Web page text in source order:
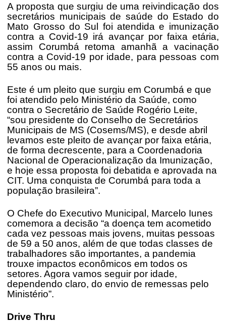
A proposta que surgiu de uma reivindicação dos
secretários municipais de saúde do Estado do
Mato Grosso do Sul foi atendida e imunização
contra a Covid-19 irá avançar por faixa etária,
assim Corumbá retoma amanhã a vacinação
contra a Covid-19 por idade, para pessoas com
55 anos ou mais.
Este é um pleito que surgiu em Corumbá e que
foi atendido pelo Ministério da Saúde, como
contra o Secretário de Saúde Rogério Leite,
“sou presidente do Conselho de Secretários
Municipais de MS (Cosems/MS), e desde abril
levamos este pleito de avançar por faixa etária,
de forma decrescente, para a Coordenadoria
Nacional de Operacionalização da Imunização,
e hoje essa proposta foi debatida e aprovada na
CIT. Uma conquista de Corumbá para toda a
população brasileira”.
O Chefe do Executivo Municipal, Marcelo Iunes
comemora a decisão “a doença tem acometido
cada vez pessoas mais jovens, muitas pessoas
de 59 a 50 anos, além de que todas classes de
trabalhadores são importantes, a pandemia
trouxe impactos econômicos em todos os
setores. Agora vamos seguir por idade,
dependendo claro, do envio de remessas pelo
Ministério”.
Drive Thru